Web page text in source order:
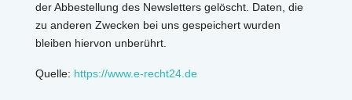
der Abbestellung des Newsletters gelöscht. Daten, die
zu anderen Zwecken bei uns gespeichert wurden
bleiben hiervon unberührt.
Quelle: https://www.e-recht24.de